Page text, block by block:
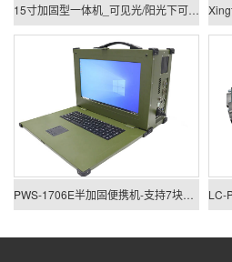
15寸加固型一体机_可见光/阳光下可视一体机
PWS-1706E半加固便携机-支持7块PCIE/PCI板卡扩展